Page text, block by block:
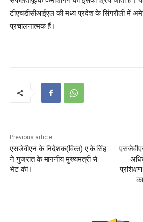
टीएचडीसीआईएल की मध्य प्रदेश के सिंगरौली में
प्रचालनात्मक हैं।
Previous article
एसजेवीएन के निदेशक(वित्‍त) ए.के.सिंह
ने गुजरात के माननीय मुख्यमंत्री से
भेंट की।